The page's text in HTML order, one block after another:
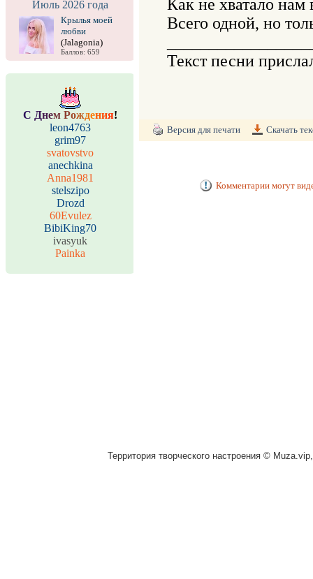
Июль 2026 года
Крылья моей
любви
(Jalagonia)
Баллов: 659
С Днем Рождения!
leon4763
grim97
svatovstvo
anechkina
Anna1981
stelszipo
Drozd
60Evulez
BibiKing70
ivasyuk
Painka
Как не хватало нам
Всего одной, но
Текст песни
Версия для печати Скачать
Комментарии могут
Территория творческого настроения ©